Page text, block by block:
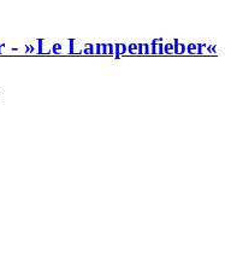
- »Le Lampenfieber«